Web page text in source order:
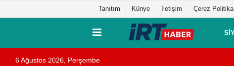
Tanıtım Künye İletişim Çerez
6 Ağustos 2026, Perşembe